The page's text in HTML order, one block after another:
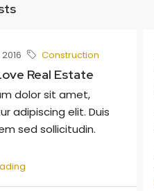
Construction
Real Estate
dolor sit amet,
adipiscing elit. Duis
sed sollicitudin.